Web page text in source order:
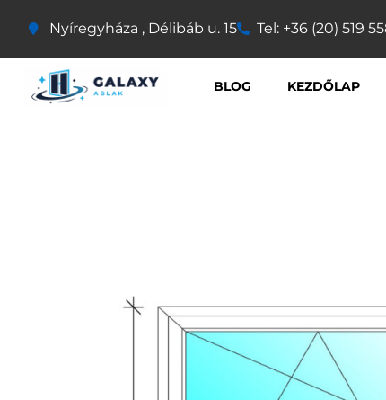
Nyíregyháza , Délibáb u. 15 Tel: +36 (20) 519
BLOG KEZDŐLAP